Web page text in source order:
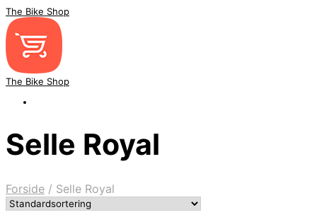
The Bike Shop
The Bike Shop
Selle Royal
Forside / Selle Royal